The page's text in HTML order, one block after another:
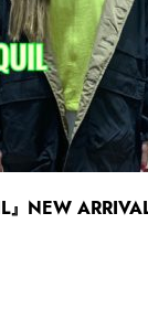
』NEW